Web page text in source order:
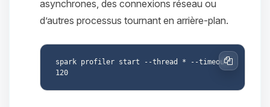
asynchrones, des connexions réseau ou
d’autres processus tournant en arrière-plan.
spark profiler start --thread * --timeout
Copier